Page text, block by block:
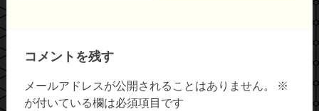
コメントを残す
メールアドレスが公開されることはありません。
※
が付いている欄は必須項目です